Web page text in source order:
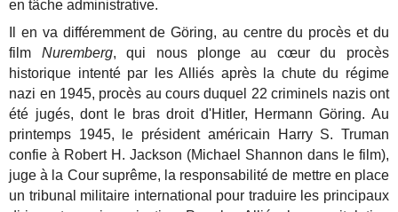
en tâche administrative.
Il en va différemment de Göring, au centre du procès et du
film Nuremberg, qui nous plonge au cœur du procès
historique intenté par les Alliés après la chute du régime
nazi en 1945, procès au cours duquel 22 criminels nazis ont
été jugés, dont le bras droit d'Hitler, Hermann Göring. Au
printemps 1945, le président américain Harry S. Truman
confie à Robert H. Jackson (Michael Shannon dans le film),
juge à la Cour suprême, la responsabilité de mettre en place
un tribunal militaire international pour traduire les principaux